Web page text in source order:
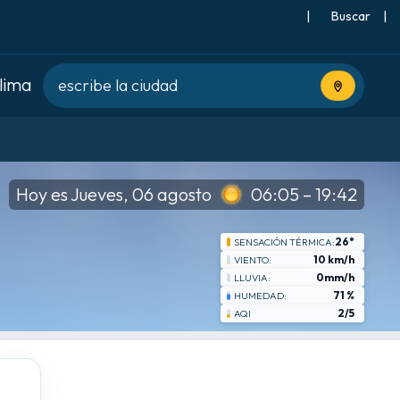
| |
Usa tu
Hoy es Jueves, 06 agosto 06:05 – 19:42
SENSACIÓN TÉRMICA:26°
VIENTO: 10 km/h
LLUVIA: 0mm/h
HUMEDAD: 71 %
AQI 2/5